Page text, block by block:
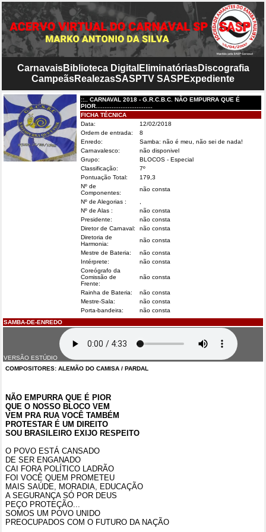
CarnavaisBiblioteca Digital EliminatóriasDiscografia
CampeãsRealezasSASPTV SASP Expediente
::.. CARNAVAL 2018 - G.R.C.B.C. NÃO EMPURRA QUE É
PIOR................................
FICHA TÉCNICA
Data:
12/02/2018
Ordem de entrada:
8
Enredo:
Samba: não é meu, não sei de nada!
Carnavalesco:
não disponivel
Grupo:
BLOCOS - Especial
Classificação:
7º
Pontuação Total:
179,3
Nº de
Componentes:
não consta
Nº de Alegorias :
Nº de Alas :
não consta
Presidente:
não consta
Diretor de Carnaval:
não consta
Diretoria de
Harmonia:
não consta
Mestre de Bateria:
não consta
Intérprete:
não consta
Coreógrafo da
Comissão de
Frente:
não consta
Rainha de Bateria:
não consta
Mestre-Sala:
não consta
Porta-bandeira:
não consta
SAMBA-DE-ENREDO
VERSÃO ESTÚDIO
COMPOSITORES: ALEMÃO DO CAMISA / PARDAL
NÃO EMPURRA QUE É PIOR
QUE O NOSSO BLOCO VEM
VEM PRA RUA VOCÊ TAMBÉM
PROTESTAR É UM DIREITO
SOU BRASILEIRO EXIJO RESPEITO
O POVO ESTÁ CANSADO
DE SER ENGANADO
CAI FORA POLÍTICO LADRÃO
FOI VOCÊ QUEM PROMETEU
MAIS SAÚDE, MORADIA, EDUCAÇÃO
A SEGURANÇA SÓ POR DEUS
PEÇO PROTEÇÃO...
SOMOS UM POVO UNIDO
PREOCUPADOS COM O FUTURO DA NAÇÃO